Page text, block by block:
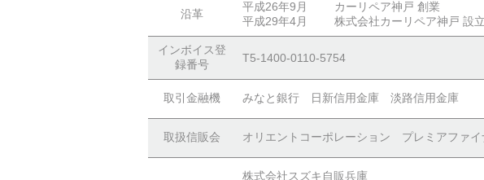
沿革
平成26年9月
カーリペア神戸 創業
平成29年4月
株式会社カーリペア神戸 設立
インボイス登
録番号
T5-1400-0110-5754
取引金融機 みなと銀行 日新信用金庫 淡路信用金庫
取扱信販会 オリエントコーポレーション プレミアファ
株式会社スズキ自販兵庫